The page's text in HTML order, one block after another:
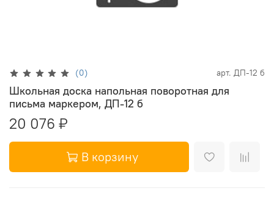
(0) арт. ДП-12 б
Школьная доска напольная поворотная для
письма маркером, ДП-12 б
20 076 ₽
В корзину